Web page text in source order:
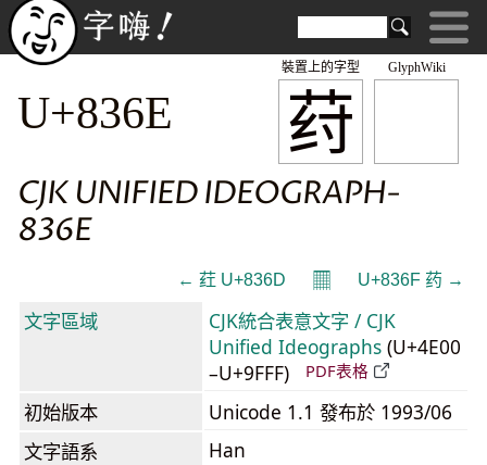
GlyphWiki
荮
裝置上的字型
U+836E
CJK UNIFIED IDEOGRAPH-
836E
← 荭 U+836D 𝄜 U+836F 药 →
文字區域
CJK統合表意文字 / CJK
Unified Ideographs (U+4E00
–U+9FFF)
PDF表格
初始版本
Unicode 1.1 發布於 1993/06
文字語系
Han